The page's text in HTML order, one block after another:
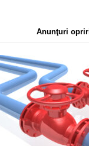
Anunţuri